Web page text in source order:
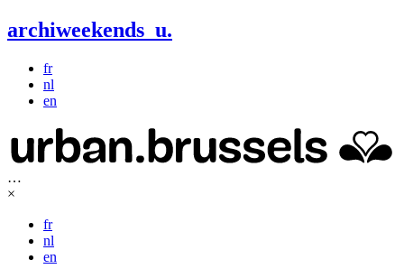
archiweekends u.
fr
nl
en
…
×
fr
nl
en